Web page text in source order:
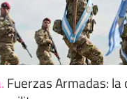
. Fuerzas Armadas: la